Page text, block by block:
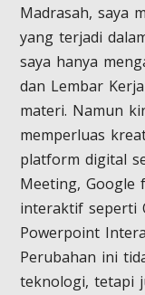
Madrasah, saya
yang terjadi
saya hanya
dan Lembar
materi. Namun
memperluas
platform digital
Meeting, Google
interaktif seperti
Powerpoint
Perubahan ini
teknologi, tetapi